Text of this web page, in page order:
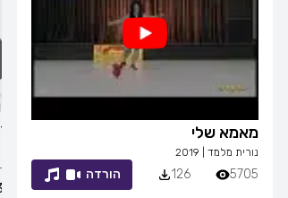
מאמא שלי
נורית מלמד 2019
5705
126 הורדה
כל
גורדון 24,